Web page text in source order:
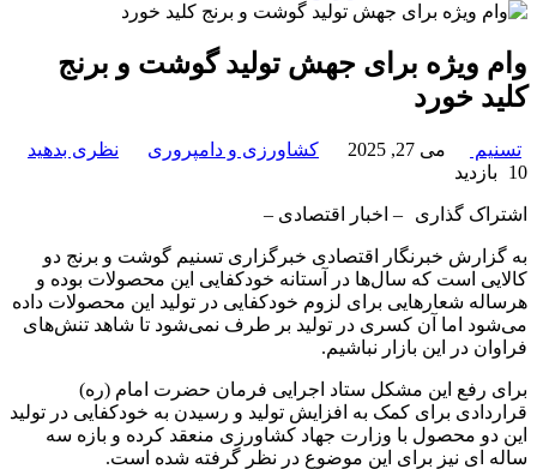
وام ویژه برای جهش تولید گوشت و برنج
کلید خورد
تسنیم می 27, 2025 کشاورزی و دامپروری
نظری بدهید
10 بازدید
اشتراک گذاری – اخبار اقتصادی –
به گزارش خبرنگار اقتصادی خبرگزاری تسنیم گوشت و برنج دو
کالایی است که سال‌ها در آستانه خودکفایی این محصولات بوده و
هرساله شعارهایی برای لزوم خودکفایی در تولید این محصولات داده
می‌شود اما آن کسری در تولید بر طرف نمی‌شود تا شاهد تنش‌های
فراوان در این بازار نباشیم.
برای رفع این مشکل ستاد اجرایی فرمان حضرت امام (ره)
قراردادی برای کمک به افزایش تولید و رسیدن به خودکفایی در تولید
این دو محصول با وزارت جهاد کشاورزی منعقد کرده و بازه سه
ساله ای نیز برای این موضوع در نظر گرفته شده است.